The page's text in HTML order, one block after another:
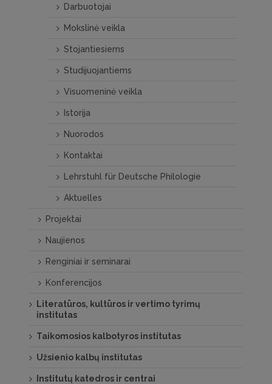
Darbuotojai
Mokslinė veikla
Stojantiesiems
Studijuojantiems
Visuomeninė veikla
Istorija
Nuorodos
Kontaktai
Lehrstuhl für Deutsche Philologie
Aktuelles
Projektai
Naujienos
Renginiai ir seminarai
Konferencijos
Literatūros, kultūros ir vertimo tyrimų
institutas
Taikomosios kalbotyros institutas
Užsienio kalbų institutas
Institutų katedros ir centrai